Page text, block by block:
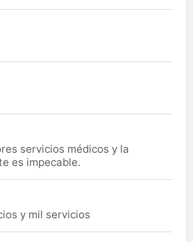
servicios médicos y la
es impecable.
y mil servicios